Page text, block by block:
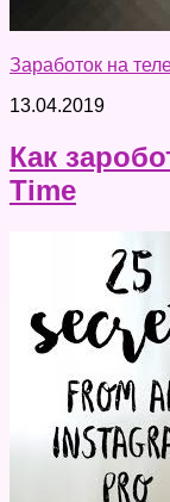
Заработок на
13.04.2019
Как
Time